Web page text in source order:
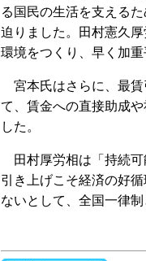
る国民の生活を支える
迫りました。田村憲久
環境をつくり、早く加
宮本氏はさらに、最賃
て、賃金への直接助成
した。
田村厚労相は「持続可
引き上げこそ経済の好
ないとして、全国一律